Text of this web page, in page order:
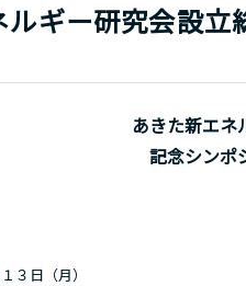
ルギー研究会設
あきた新エネ
記念シンポ
３日（月）